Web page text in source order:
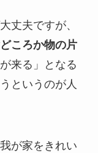
丈夫ですが、
ころか物の片
来る」となる
というのが人
が家をきれい